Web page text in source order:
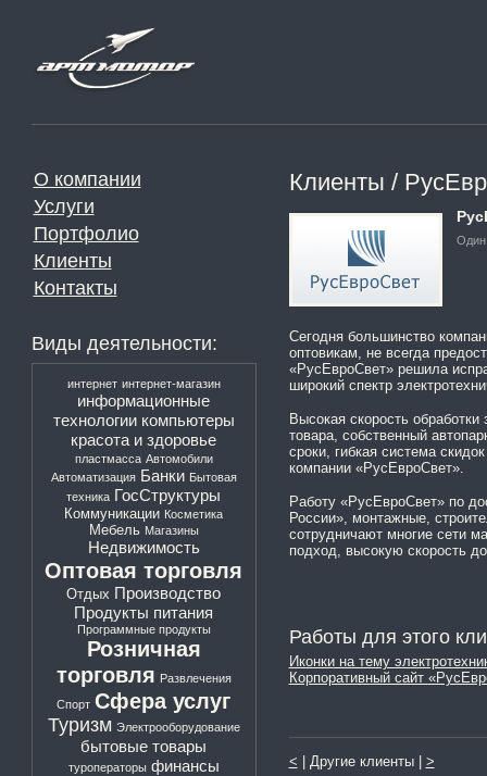
О компании
Услуги
Портфолио
Клиенты
Контакты
Виды деятельности:
интернет интернет-магазин
информационные
технологии компьютеры
красота и здоровье
пластмасса Автомобили
Автоматизация Банки Бытовая
техника ГосСтруктуры
Коммуникации Косметика
Мебель Магазины
Недвижимость
Оптовая торговля
Отдых Производство
Продукты питания
Программные продукты
Розничная
торговля Развлечения
Спорт Сфера услуг
Туризм Электрооборудование
бытовые товары
туроператоры финансы
Клиенты /
Один
Сегодня большинство
оптовикам, не всегда
«РусЕвроСвет» решила
широкий спектр
Высокая скорость
товара, собственный
сроки, гибкая система
компании «РусЕвроСвет».
Работу «РусЕвроСвет» по
России», монтажные,
сотрудничают многие сети
подход, высокую скорость
Работы для этого
Иконки на тему
Корпоративный сайт
< | Другие клиенты | >